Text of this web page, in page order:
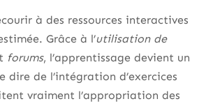
à des ressources interactives
Grâce à l’utilisation de
forums, l’apprentissage devient un
dire de l’intégration d’exercices
vraiment l’appropriation des